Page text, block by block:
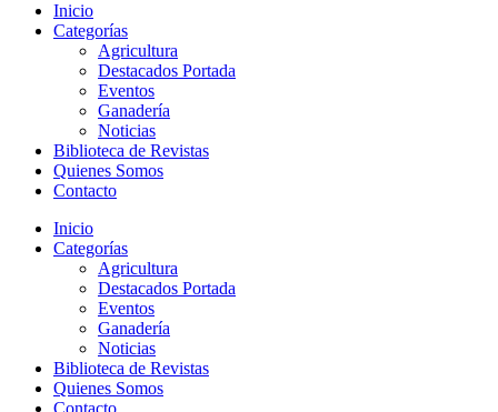
Inicio
Categorías
Agricultura
Destacados Portada
Eventos
Ganadería
Noticias
Biblioteca de Revistas
Quienes Somos
Contacto
Inicio
Categorías
Agricultura
Destacados Portada
Eventos
Ganadería
Noticias
Biblioteca de Revistas
Quienes Somos